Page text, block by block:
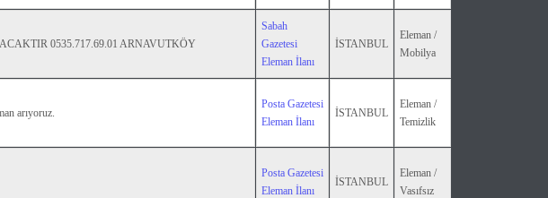
0535.717.69.01 ARNAVUTKÖY
Sabah
Gazetesi
Eleman İlanı
İSTANBUL
Eleman /
Mobilya
arıyoruz.
Posta Gazetesi
Eleman İlanı
İSTANBUL
Eleman /
Temizlik
Posta Gazetesi
Eleman İlanı
İSTANBUL
Eleman /
Vasıfsız